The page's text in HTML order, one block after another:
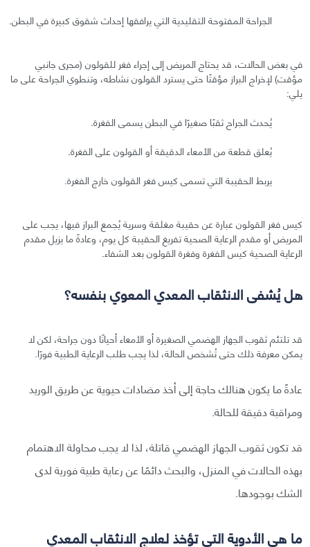
الجراحة المفتوحة التقليدية التي يرافقها إحداث شقوق كبيرة في البطن.
في بعض الحالات، قد يحتاج المريض إلى إجراء فغر للقولون (مجرى جانبي
مؤقت) لإخراج البراز مؤقتًا حتى يسترد القولون نشاطه، وتنطوي الجراحة على ما
يلي:
يُحدث الجراح ثقبًا صغيرًا في البطن يسمى الفغرة.
يُعلق قطعة من الأمعاء الدقيقة أو القولون على الفغرة.
يربط الحقيبة التي تسمى كيس فغر القولون خارج الفغرة.
كيس فغر القولون عبارة عن حقيبة مغلقة وسرية يُجمع البراز فيها، يجب على
المريض أو مقدم الرعاية الصحية تفريغ الحقيبة كل يوم، وعادةً ما يزيل مقدم
الرعاية الصحية كيس الفغرة وفغرة القولون بعد الشفاء.
هل يُشفى الانثقاب المعدي المعوي بنفسه؟
قد تلتئم ثقوب الجهاز الهضمي الصغيرة أو الأمعاء أحيانًا دون جراحة، لكن لا
يمكن معرفة ذلك حتى تُشخص الحالة، لذا يجب طلب الرعاية الطبية فورًا.
عادةً ما يكون هنالك حاجة إلى أخذ مضادات حيوية عن طريق الوريد
ومراقبة دقيقة للحالة.
قد تكون ثقوب الجهاز الهضمي قاتلة، لذا لا يجب محاولة الاهتمام
بهذه الحالات في المنزل، والبحث دائمًا عن رعاية طبية فورية لدى
الشك بوجودها.
ما هي الأدوية التي تؤخذ لعلاج الانثقاب المعدي